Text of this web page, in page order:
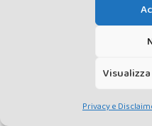
Privacy e